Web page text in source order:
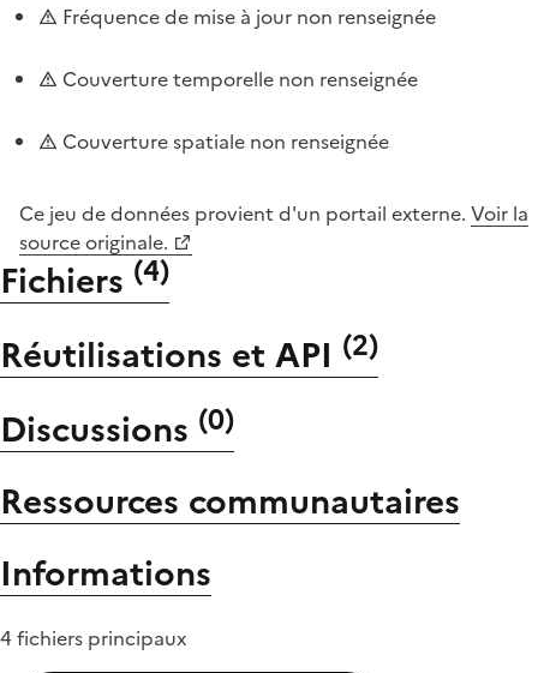
Fréquence de mise à jour non renseignée
Couverture temporelle non renseignée
Couverture spatiale non renseignée
Ce jeu de données provient d'un portail externe. Voir la
source originale.
Fichiers (4)
Réutilisations et API (2)
Discussions (0)
Ressources communautaires
Informations
4 fichiers principaux